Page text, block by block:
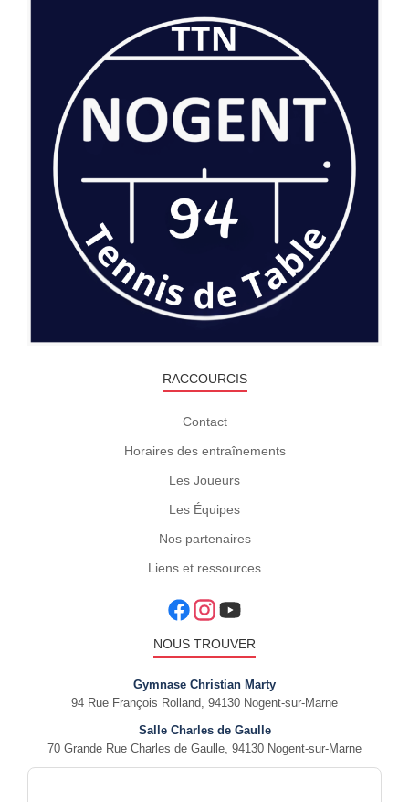
RACCOURCIS
Contact
Horaires des entraînements
Les Joueurs
Les Équipes
Nos partenaires
Liens et ressources
NOUS TROUVER
Gymnase Christian Marty
94 Rue François Rolland, 94130 Nogent-sur-Marne
Salle Charles de Gaulle
70 Grande Rue Charles de Gaulle, 94130 Nogent-sur-Marne